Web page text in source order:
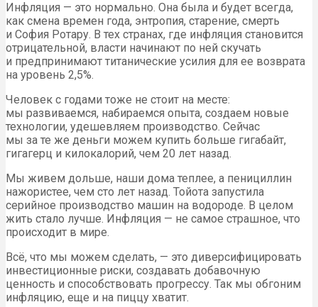
Инфляция — это нормально. Она была и будет всегда,
как смена времен года, энтропия, старение, смерть
и София Ротару. В тех странах, где инфляция становится
отрицательной, власти начинают по ней скучать
и предпринимают титанические усилия для ее возврата
на уровень 2,5%.
Человек с годами тоже не стоит на месте:
мы развиваемся, набираемся опыта, создаем новые
технологии, удешевляем производство. Сейчас
мы за те же деньги можем купить больше гигабайт,
гигагерц и килокалорий, чем 20 лет назад.
Мы живем дольше, наши дома теплее, а пенициллин
нажористее, чем сто лет назад. Тойота запустила
серийное производство машин на водороде. В целом
жить стало лучше. Инфляция — не самое страшное, что
происходит в мире.
Всё, что мы можем сделать, — это диверсифицировать
инвестиционные риски, создавать добавочную
ценность и способствовать прогрессу. Так мы обгоним
инфляцию, еще и на пиццу хватит.